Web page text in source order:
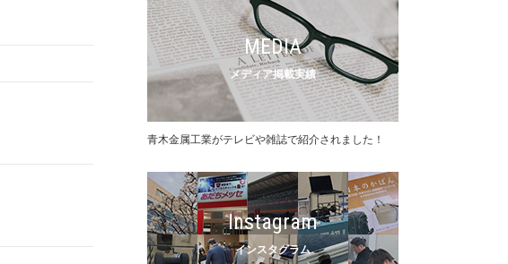
MEDIA
メディア掲載実績
⻘⽊⾦属⼯業がテレビや雑誌で紹介されました！
Instagram
インスタグラム